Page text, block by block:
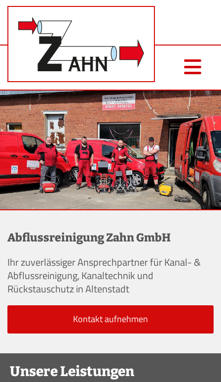
Abflussreinigung Zahn GmbH
Ihr zuverlässiger Ansprechpartner für Kanal- &
Abflussreinigung, Kanaltechnik und
Rückstauschutz in Altenstadt
Kontakt aufnehmen
Unsere Leistungen